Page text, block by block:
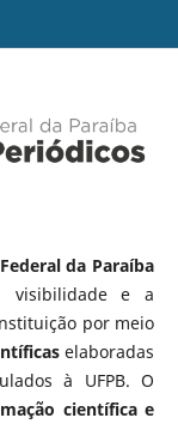
da Paraíba
visibilidade e a
por meio
elaboradas
à UFPB. O
científica e